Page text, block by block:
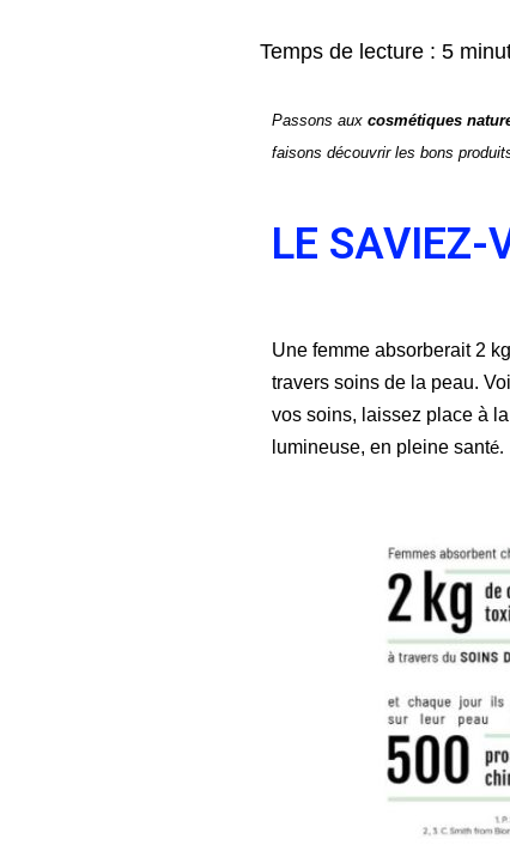
Temps de lecture : 5
Passons aux cosmétiques
faisons découvrir les bons
LE SAVIEZ-
Une femme absorberait 2
travers soins de la peau.
vos soins, laissez place à
lumineuse, en pleine santé.